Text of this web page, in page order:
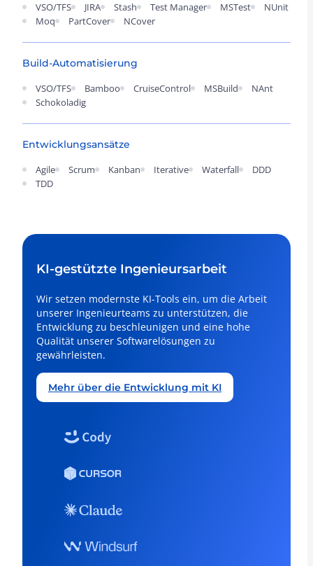
VSO/TFS
JIRA Stash Test Manager MSTest
NUnit
Moq
PartCover NCover
Build-Automatisierung
VSO/TFS
Bamboo CruiseControl MSBuild
NAnt
Schokoladig
Entwicklungsansätze
Agile
Scrum Kanban Iterative Waterfall
DDD
TDD
KI-gestützte Ingenieursarbeit
Wir setzen modernste KI-Tools ein, um die Arbeit
unserer Ingenieurteams zu unterstützen, die
Entwicklung zu beschleunigen und eine hohe
Qualität unserer Softwarelösungen zu
gewährleisten.
Mehr über die Entwicklung mit KI